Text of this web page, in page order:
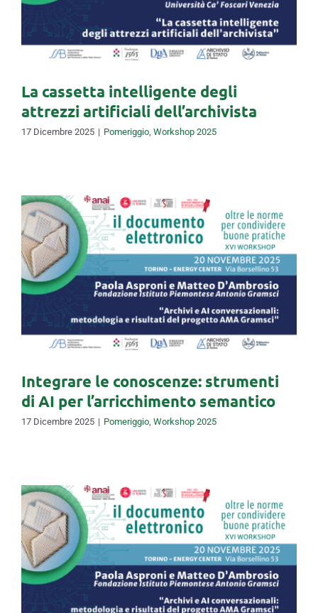
dell’archivista
La cassetta intelligente degli
attrezzi artificiali dell’archivista
17 Dicembre 2025 | Pomeriggio Workshop 2025
Integrare le conoscenze:
strumenti di AI per
l’arricchimento semantico
Integrare le conoscenze: strumenti
di AI per l’arricchimento semantico
17 Dicembre 2025 | Pomeriggio Workshop 2025
Archivi e AI conversazionali:
metodologia e risultati del
progetto AMA Gramsci